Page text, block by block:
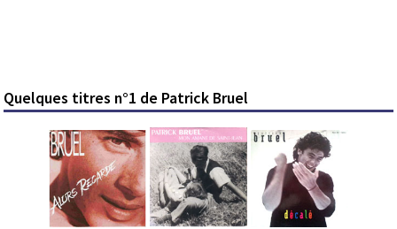
Quelques titres n°1 de Patrick Bruel